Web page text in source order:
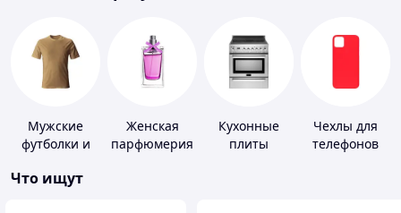
Мужские
футболки и
Женская
парфюмерия
Кухонные
плиты
Чехлы для
телефонов
Что ищут